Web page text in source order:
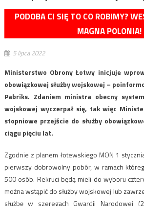
PODOBA CI SIĘ TO CO ROBIMY?
MAGNA POLONIA!
5 lipca 2022
Ministerstwo Obrony Łotwy inicjuje
obowiązkowej służby wojskowej –
Pabriks. Zdaniem ministra obecny
wojskowej wyczerpał się, tak więc
stopniowe przejście do służby
ciągu pięciu lat.
Zgodnie z planem łotewskiego MON 1
pierwszy dobrowolny pobór, w ramach
500 osób. Rekruci będą mieli do wyboru
można wstąpić do służby wojskowej lub
służbę w szeregach Gwardii Narodowej